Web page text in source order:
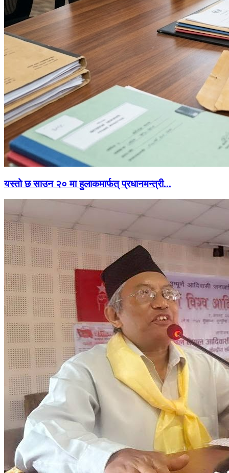
यस्तो छ साउन २० मा हुलाकमार्फत् प्रधानमन्त्री...